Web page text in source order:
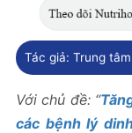
Tác giả: Trung
Với chủ đề: “
các bệnh lý